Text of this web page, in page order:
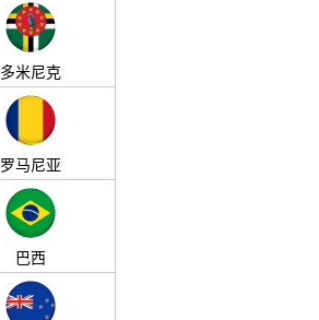
多米尼克
罗马尼亚
巴西